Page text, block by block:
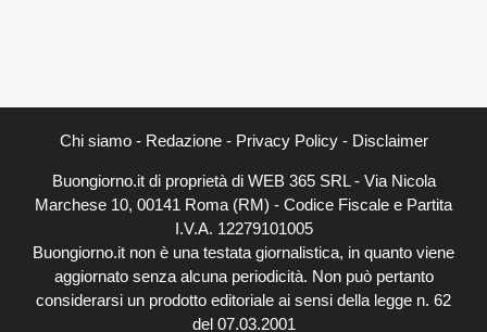
Chi siamo- Redazione- Privacy Policy- Disclaimer
Buongiorno.it di proprietà di WEB 365 SRL - Via Nicola
Marchese 10, 00141 Roma (RM) - Codice Fiscale e Partita
I.V.A. 12279101005
Buongiorno.it non è una testata giornalistica, in quanto viene
aggiornato senza alcuna periodicità. Non può pertanto
considerarsi un prodotto editoriale ai sensi della legge n. 62
del 07.03.2001